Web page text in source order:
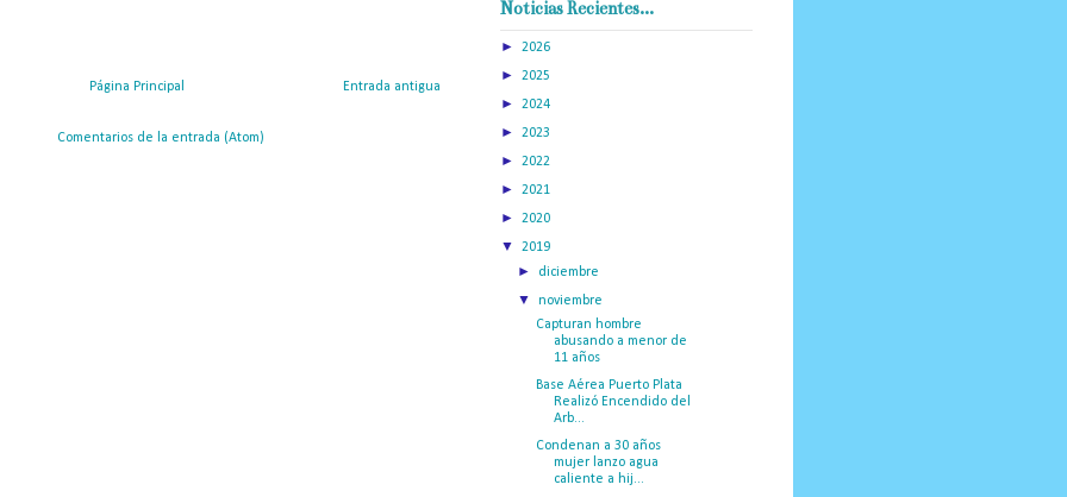
Entrada antigua
Página Principal
Comentarios de la entrada (Atom)
Noticias Recientes...
► 2026
► 2025
► 2024
► 2023
► 2022
► 2021
► 2020
▼ 2019
► diciembre
▼noviembre
Capturan hombre
abusando a menor de
11 años
Base Aérea Puerto Plata
Realizó Encendido del
Arb...
Condenan a 30 años
mujer lanzo agua
caliente a hij...